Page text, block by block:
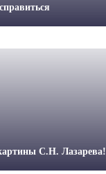
С.Н. Лазарева!